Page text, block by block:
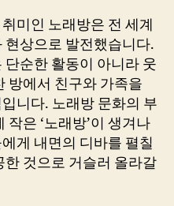
미인 노래방은 전 세계
상으로 발전했습니다.
순한 활동이 아니라 웃
방에서 친구와 가족을
니다. 노래방 문화의 부
은 ‘노래방’이 생겨나
게 내면의 디바를 펼칠
것으로 거슬러 올라갈